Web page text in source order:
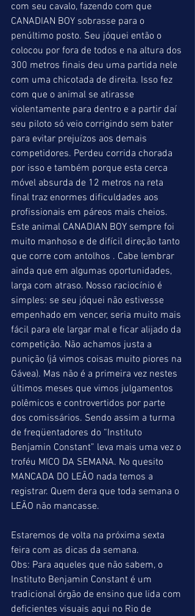
com seu cavalo, fazendo com que
CANADIAN BOY sobrasse para o
penúltimo posto. Seu jóquei então o
colocou por fora de todos e na altura dos
300 metros finais deu uma partida nele
com uma chicotada de direita. Isso fez
com que o animal se atirasse
violentamente para dentro e a partir daí
seu piloto só veio corrigindo sem bater
para evitar prejuízos aos demais
competidores. Perdeu corrida chorada
por isso e também porque esta cerca
móvel absurda de 12 metros na reta
final traz enormes dificuldades aos
profissionais em páreos mais cheios.
Este animal CANADIAN BOY sempre foi
muito manhoso e de difícil direção tanto
que corre com antolhos . Cabe lembrar
ainda que em algumas oportunidades,
larga com atraso. Nosso raciocínio é
simples: se seu jóquei não estivesse
empenhado em vencer, seria muito mais
fácil para ele largar mal e ficar alijado da
competição. Não achamos justa a
punição (já vimos coisas muito piores na
Gávea). Mas não é a primeira vez nestes
últimos meses que vimos julgamentos
polêmicos e controvertidos por parte
dos comissários. Sendo assim a turma
de freqüentadores do “Instituto
Benjamin Constant” leva mais uma vez o
troféu MICO DA SEMANA. No quesito
MANCADA DO LEÃO nada temos a
registrar. Quem dera que toda semana o
LEÃO não mancasse.
Estaremos de volta na próxima sexta
feira com as dicas da semana.
Obs: Para aqueles que não sabem, o
Instituto Benjamin Constant é um
tradicional órgão de ensino que lida com
deficientes visuais aqui no Rio de